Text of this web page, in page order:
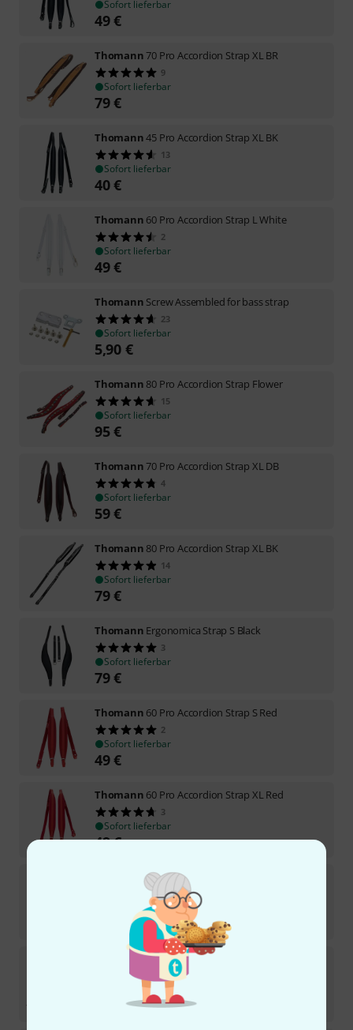
Sofort lieferbar
49€
Thomann70 Pro Accordion Strap XL BR
9
Sofort lieferbar
79€
Thomann45 Pro Accordion Strap XL BK
13
Sofort lieferbar
40€
Thomann 60 Pro Accordion Strap L White
2
Sofort lieferbar
49€
Thomann Screw Assembled for bass strap
23
Sofort lieferbar
5,90 €
Thomann 80 Pro Accordion Strap Flower
15
Sofort lieferbar
95€
Thomann70 Pro Accordion Strap XL DB
4
Sofort lieferbar
59€
Thomann 80 Pro Accordion Strap XL BK
14
Sofort lieferbar
79€
Thomann Ergonomica Strap S Black
3
Sofort lieferbar
79€
Thomann 60 Pro Accordion Strap S Red
2
Sofort lieferbar
49€
Thomann 60 Pro Accordion Strap XL Red
3
Sofort lieferbar
49€
Accordion Buckle Cover Black
2
Sofort lieferbar
€
ThomannBass Strap 120 bass red
7
Sofort lieferbar
22,90€